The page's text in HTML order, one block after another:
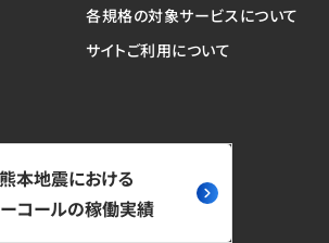
各規格の対象サービスについて
サイトご利用について
本地震における
コールの稼働実績